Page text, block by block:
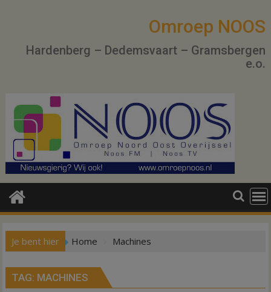
Omroep NOOS
Hardenberg – Dedemsvaart – Gramsbergen
e.o.
Je bent hier Home Machines
TAG: MACHINES